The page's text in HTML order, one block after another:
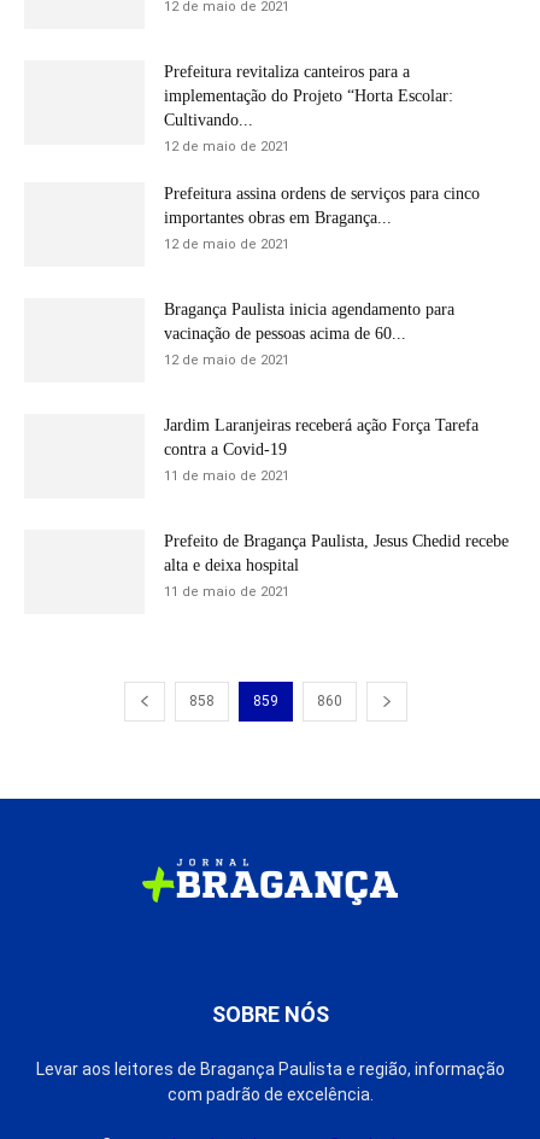
12 de maio de 2021
Prefeitura revitaliza canteiros para a
implementação do Projeto “Horta Escolar:
Cultivando...
12 de maio de 2021
Prefeitura assina ordens de serviços para cinco
importantes obras em Bragança...
12 de maio de 2021
Bragança Paulista inicia agendamento para
vacinação de pessoas acima de 60...
12 de maio de 2021
Jardim Laranjeiras receberá ação Força Tarefa
contra a Covid-19
11 de maio de 2021
Prefeito de Bragança Paulista, Jesus Chedid recebe
alta e deixa hospital
11 de maio de 2021
858 859 860
SOBRE NÓS
Levar aos leitores de Bragança Paulista e região, informação
com padrão de excelência.